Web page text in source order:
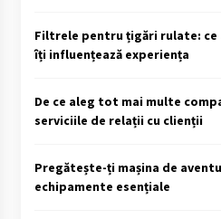
Filtrele pentru țigări rulate: ce
îți influențează experiența
De ce aleg tot mai multe
serviciile de relații cu clienții
Pregătește-ți mașina de
echipamente esențiale